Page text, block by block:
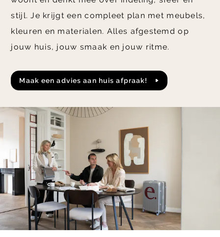
stijl. Je krijgt een compleet plan met meubels,
kleuren en materialen. Alles afgestemd op
jouw huis, jouw smaak en jouw ritme.
Maak een advies aan huis afpraak!